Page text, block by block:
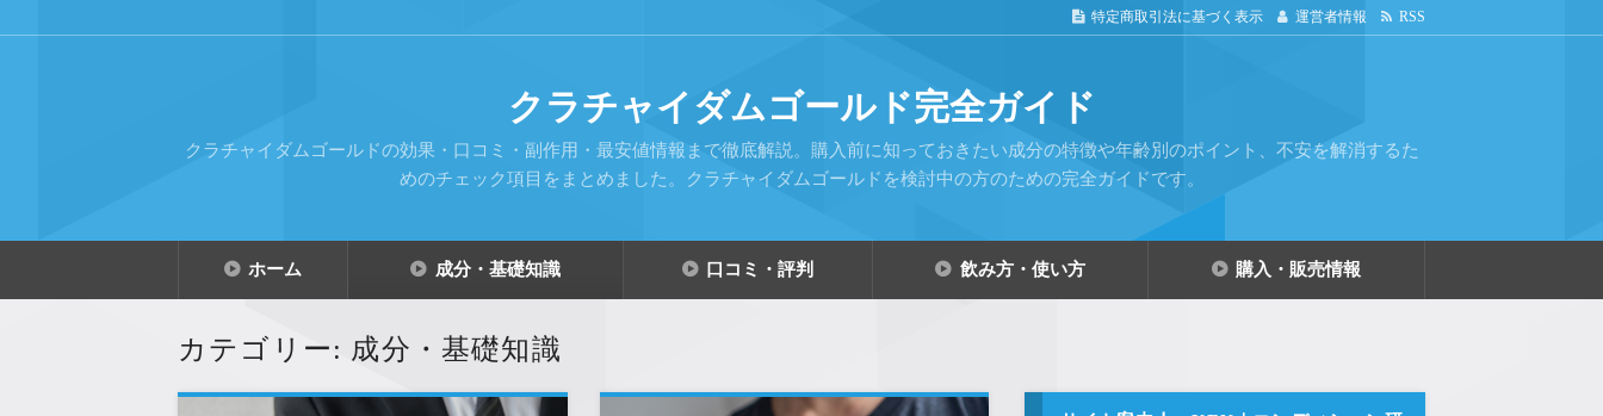
特定商取引法に基づく表示 運営者情報 RSS
クラチャイダムゴールド完全ガイド
クラチャイダムゴールドの効果・口コミ・副作用・最安値情報まで徹底解説。購入前に知っておきたい成分の特徴や年齢別のポイント、不安を解消するた
めのチェック項目をまとめました。クラチャイダムゴールドを検討中の方のための完全ガイドです。
ン
ホーム 成分・基礎知識 口コミ・評判 飲み方・使い方 購入・販売情報
カテゴリー: 成分・基礎知識